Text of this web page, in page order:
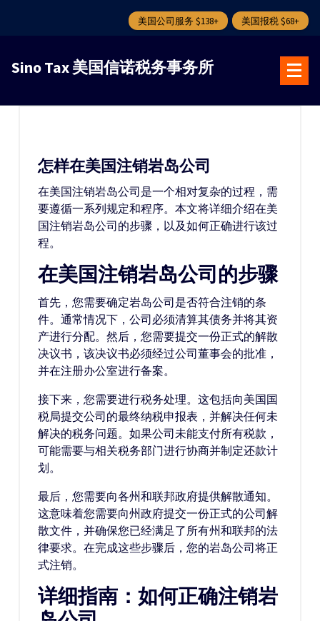
美国公司服务 $138+ 美国报税 $68+
Sino Tax 美国信诺税务事务所
怎样在美国注销岩岛公司
在美国注销岩岛公司是一个相对复杂的过程，需
要遵循一系列规定和程序。本文将详细介绍在美
国注销岩岛公司的步骤，以及如何正确进行该过
程。
在美国注销岩岛公司的步骤
首先，您需要确定岩岛公司是否符合注销的条
件。通常情况下，公司必须清算其债务并将其资
产进行分配。然后，您需要提交一份正式的解散
决议书，该决议书必须经过公司董事会的批准，
并在注册办公室进行备案。
接下来，您需要进行税务处理。这包括向美国国
税局提交公司的最终纳税申报表，并解决任何未
解决的税务问题。如果公司未能支付所有税款，
可能需要与相关税务部门进行协商并制定还款计
划。
最后，您需要向各州和联邦政府提供解散通知。
这意味着您需要向州政府提交一份正式的公司解
散文件，并确保您已经满足了所有州和联邦的法
律要求。在完成这些步骤后，您的岩岛公司将正
式注销。
详细指南：如何正确注销岩